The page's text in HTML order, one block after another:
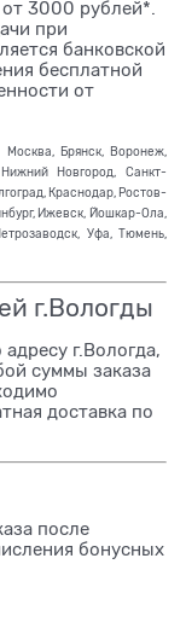
3000 рублей*.
при
банковской
бесплатной
от
Брянск, Воронеж,
Новгород, Санкт-
Краснодар, Ростов-
Ижевск, Йошкар-Ола,
Уфа, Тюмень,
г.Вологды
г.Вологда,
суммы заказа
доставка по
после
бонусных